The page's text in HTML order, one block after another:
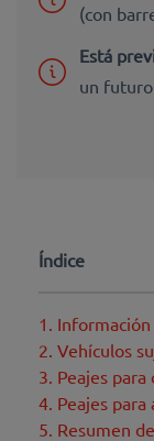
(con
Está
un futuro
Índice
1.
2. Vehículos
3. Peajes
4. Peajes
5. Resumen